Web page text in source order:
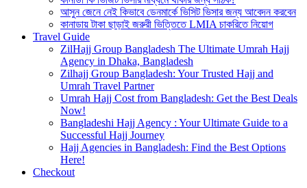
আসুন জেনে নেই কিভাবে ডেনমার্কে ভিসিট ভিসার জন্য আবেদন করবেন
কানাডায় টাকা ছাড়াই জরুরী ভিত্তিতে LMIA চাকরিতে নিয়োগ
Travel Guide
ZilHajj Group Bangladesh The Ultimate Umrah Hajj
Agency in Dhaka, Bangladesh
Zilhajj Group Bangladesh: Your Trusted Hajj and
Umrah Travel Partner
Umrah Hajj Cost from Bangladesh: Get the Best Deals
Now!
Bangladeshi Hajj Agency : Your Ultimate Guide to a
Successful Hajj Journey
Hajj Agencies in Bangladesh: Find the Best Options
Here!
Checkout